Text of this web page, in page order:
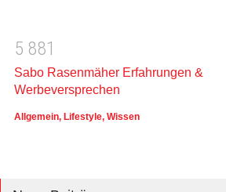
5 881
Sabo Rasenmäher Erfahrungen &
Werbeversprechen
Allgemein, Lifestyle, Wissen